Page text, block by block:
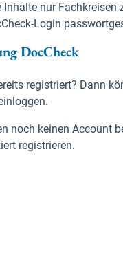
Inhalte nur
Login
DocCheck
registriert? Dann
noch keinen Account
registrieren.